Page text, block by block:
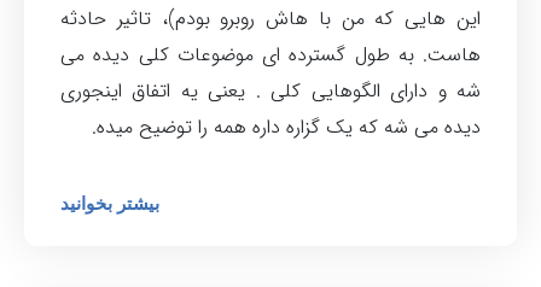
این هایی که من با هاش روبرو بودم)، تاثیر حادثه
هاست. به طول گسترده ای موضوعات کلی دیده می
شه و دارای الگوهایی کلی . یعنی یه اتفاق اینجوری
دیده می شه که یک گزاره داره همه را توضیح میده.
بیشتر بخوانید